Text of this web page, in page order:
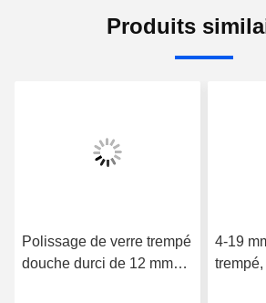
Produits
Polissage de verre trempé
douche durci de 12 mm
4-19